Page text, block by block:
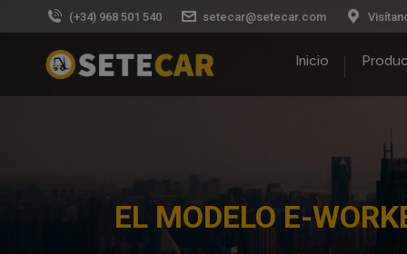
(+34) 968 501 540 setecar@setecar.com
Inicio
EL MODELO E-